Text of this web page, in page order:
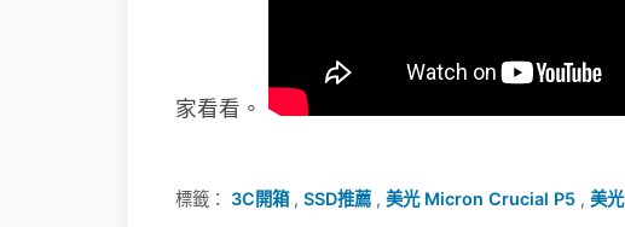
家看看。
標籤： 3C開箱, SSD推薦, 美光 Micron Crucial P5 , 美光